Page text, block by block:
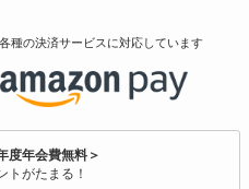
種の決済サービスに対応しています
度年会費無料＞
トがたまる！